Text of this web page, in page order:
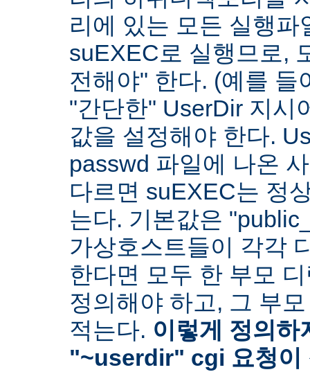
리에 있는 모든 실행파
suEXEC로 실행므로,
전해야" 한다. (예를 들
"간단한" UserDir 지시
값을 설정해야 한다.
passwd 파일에 나온
다르면 suEXEC는 정
는다. 기본값은
가상호스트들이 각각
한다면 모두 한 부모
정의해야 하고, 그 부
적는다. 이렇게 정의하
"~userdir" cgi 요청이